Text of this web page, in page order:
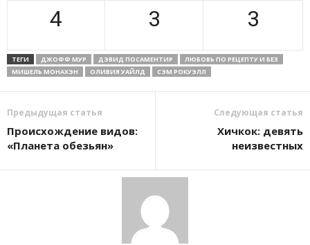
4 3 3
ТЕГИ ДЖОФФ МУР ДЭВИД ПОСАМЕНТИР
ЛЮБОВЬ ПО РЕЦЕПТУ И БЕЗ
МИШЕЛЬ МОНАХЭН
ОЛИВИЯ УАЙЛД СЭМ РОКУЭЛЛ
Предыдущая статья
Происхождение видов:
«Планета обезьян»
Следующая статья
Хичкок: девять
неизвестных